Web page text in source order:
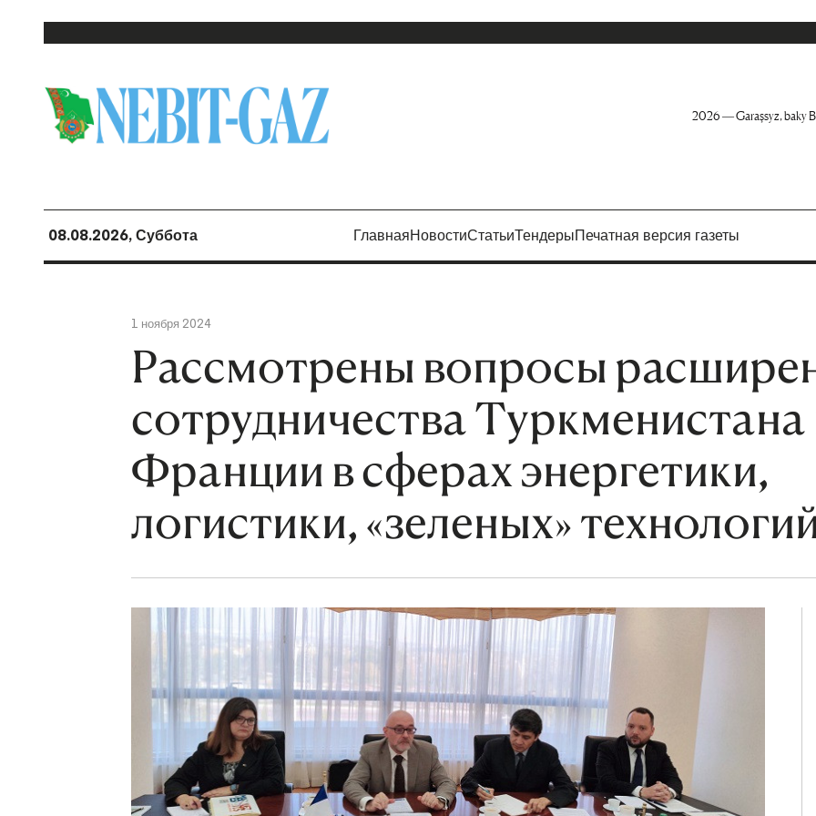
2026 — Garaşsyz, baky
08.08.2026, Суббота ГлавнаяНовостиСтатьиТендерыПечатная версия газеты
1 ноября 2024
Рассмотрены вопросы
сотрудничества Туркменистана
Франции в сферах энергетики,
логистики, «зеленых»